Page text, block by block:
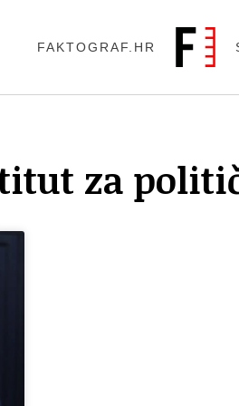
FAKTOGRAF.HR
za